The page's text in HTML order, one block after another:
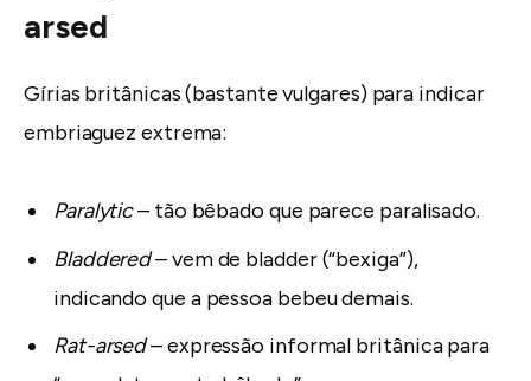
arsed
Gírias britânicas (bastante vulgares) para indicar
embriaguez extrema:
Paralytic– tão bêbado que parece paralisado.
Bladdered– vem de bladder (“bexiga”),
indicando que a pessoa bebeu demais.
Rat-arsed– expressão informal britânica para